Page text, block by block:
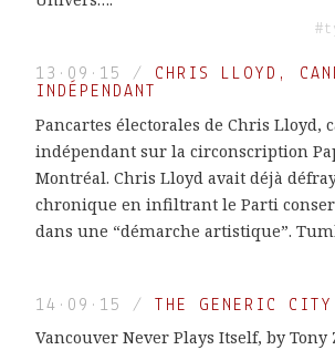
13·09·15 /
CHRIS LLOYD,
INDÉPENDANT
Pancartes électorales de Chris Lloyd,
indépendant sur la circonscription
Montréal. Chris Lloyd avait déjà
chronique en infiltrant le Parti
dans une “démarche artistique”.
14·09·15 / THE GENERIC CITY
Vancouver Never Plays Itself, by Tony